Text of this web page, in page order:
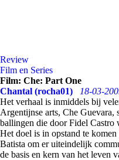
Review
Film en Series
Film: Che: Part One
Chantal (rocha01)
18-03-
Het verhaal is inmiddels bij
Argentijnse arts, Che Guevara,
ballingen die door Fidel Castro
Het doel is in opstand te
Batista om er uiteindelijk
de basis en kern van het leven